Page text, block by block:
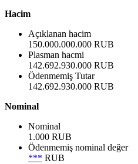
Hacim
Açıklanan hacim
150.000.000.000 RUB
Plasman hacmi
142.692.930.000 RUB
Ödenmemiş Tutar
142.692.930.000 RUB
Nominal
Nominal
1.000 RUB
Ödenmemiş nominal değer
*** RUB